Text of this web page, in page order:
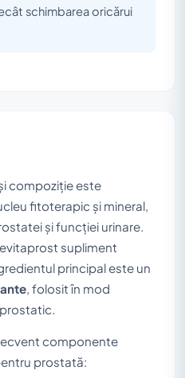
schimbarea oricărui
compoziție este
fitoterapic și mineral,
și funcției urinare.
supliment
principal este un
, folosit în mod
componente
prostată: